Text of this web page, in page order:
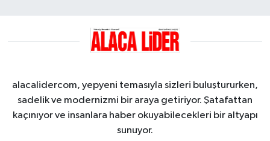
alacalidercom, yepyeni temasıyla sizleri buluştururken,
sadelik ve modernizmi bir araya getiriyor. Şatafattan
kaçınıyor ve insanlara haber okuyabilecekleri bir altyapı
sunuyor.